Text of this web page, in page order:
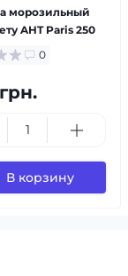
морозильный
AHT Paris 250
0
В корзину